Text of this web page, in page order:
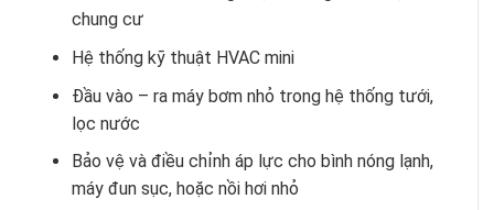
chung cư
Hệ thống kỹ thuật HVAC mini
Đầu vào – ra máy bơm nhỏ trong hệ thống tưới,
lọc nước
Bảo vệ và điều chỉnh áp lực cho bình nóng lạnh,
máy đun sục, hoặc nồi hơi nhỏ